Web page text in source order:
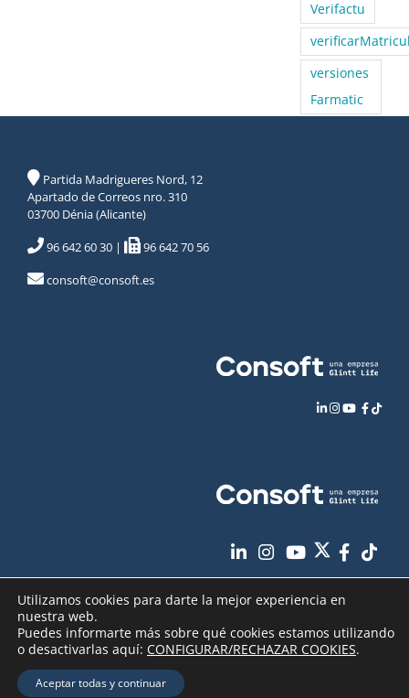
Verifactu
versiones
Farmatic
Partida Madrigueres Nord, 12
Apartado de Correos nro. 310
03700 Dénia (Alicante)
96 642 60 30 |
96 642 70 56
consoft@consoft.es
Copyright2026 - Consoft |Aviso Legal
Política de Cookies|Seguridad de sus datos
Utilizamos cookies para darte la mejor experiencia en
nuestra web.
Puedes informarte más sobre qué cookies estamos utilizando
o desactivarlas aquí: CONFIGURAR/RECHAZAR COOKIES.
Aceptar todas y continuar